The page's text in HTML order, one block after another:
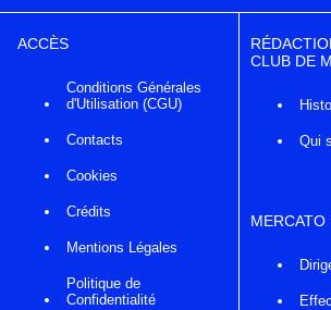
ACCÈS
Conditions Générales
d'Utilisation (CGU)
Contacts
Cookies
Crédits
Mentions Légales
Politique de
Confidentialité
CLUB DE
Qui
MERCATO